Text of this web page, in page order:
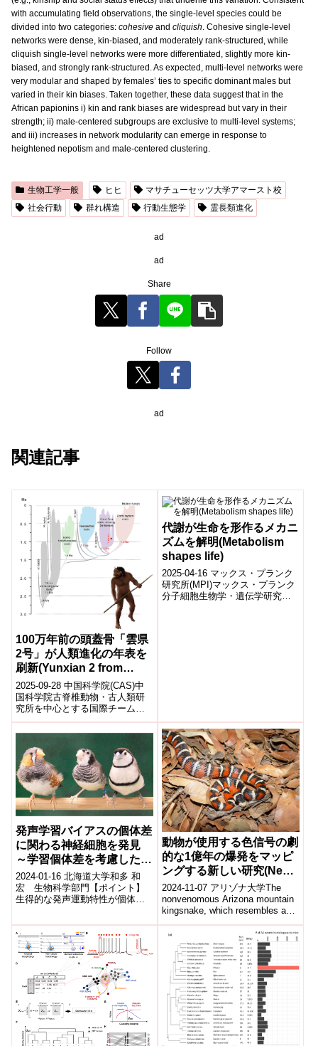
with accumulating field observations, the single-level species could be
divided into two categories: cohesive and cliquish. Cohesive single-level
networks were dense, kin-biased, and moderately rank-structured, while
cliquish single-level networks were more differentiated, slightly more kin-
biased, and strongly rank-structured. As expected, multi-level networks were
very modular and shaped by females’ ties to specific dominant males but
varied in their kin biases. Taken together, these data suggest that in the
African papionins i) kin and rank biases are widespread but vary in their
strength; ii) male-centered subgroups are exclusive to multi-level systems;
and iii) increases in network modularity can emerge in response to
heightened nepotism and male-centered clustering.
生物工学一般 ヒヒ
マサチューセッツ大学アマースト校
社会行動
群れ構造 行動生態学 霊長類進化
ad
ad
Share
Follow
ad
関連記事
100万年前の頭蓋骨「雲県
2号」が人類進化の年表を
刷新(Yunxian 2 from
China Rewrites Human
Evolution Timeline)
2025-09-28 中国科学院(CAS)中
国科学院古脊椎動物・古人類研
究所を中心とする国際チーム
は、1990年に湖北省で発見され
た約100万年前のヒト化石「雲...
代謝が生命を形作るメカニ
ズムを解明(Metabolism
shapes life)
2025-04-16 マックス・プランク
研究所(MPI)マックス・プランク
分子細胞生物学・遺伝学研究所
発声学習バイアスの個体差
に関わる神経細胞を発見
～学習個体差を考慮した神
経教育学の推進に期待～
2024-01-16 北海道大学和多 和
宏 生物科学部門【ポイント】
生得的な発声運動特性が個体ご
声学習バイアスを持つ。 脳内の
興奮...
動物が使用する色信号の劇
的な1億年の爆発をマッピ
ングする新しい研究(New
study maps dramatic
100-million-year
explosion in color
signals used by animals)
2024-11-07 アリゾナ大学The
nonvenomous Arizona mountain
kingsnake, which resembles a
v...